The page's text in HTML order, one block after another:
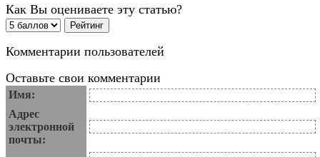
Как Вы оцениваете эту статью?
Комментарии пользователей
Оставьте свои комментарии
Имя:
Адрес
электронной
почты: